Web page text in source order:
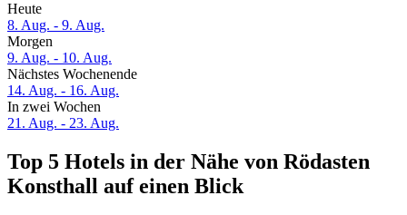
Heute
8. Aug. - 9. Aug.
Morgen
9. Aug. - 10. Aug.
Nächstes Wochenende
14. Aug. - 16. Aug.
In zwei Wochen
21. Aug. - 23. Aug.
Top 5 Hotels in der Nähe von Rödasten
Konsthall auf einen Blick